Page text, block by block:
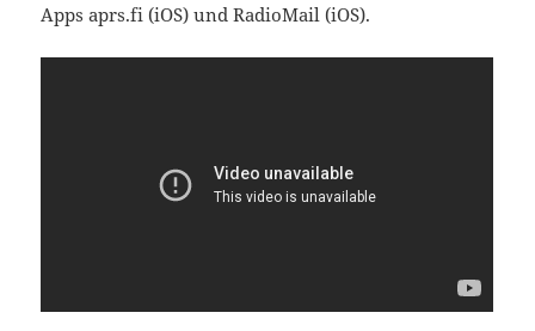
Apps aprs.fi (iOS) und RadioMail (iOS).